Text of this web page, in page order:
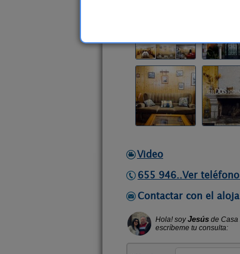
Video
655 946..Ver
Contactar con el